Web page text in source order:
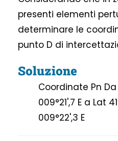
presenti elementi
determinare le
punto D di
Soluzione
Coordinate Pn Da
009°21',7 E a Lat
009°22',3 E